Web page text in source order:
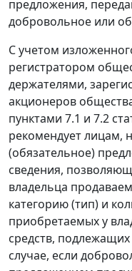
предложения,
добровольное или
С учетом
регистратором
держателями,
акционеров
пунктами 7.1 и 7.2
рекомендует лицам,
(обязательное)
сведения,
владельца
категорию (тип) и
приобретаемых у
средств,
случае, если